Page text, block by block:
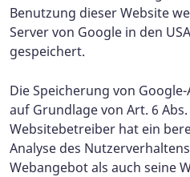
Benutzung dieser Website
Server von Google in den
gespeichert.
Die Speicherung von
auf Grundlage von Art. 6
Websitebetreiber hat ein
Analyse des
Webangebot als auch seine